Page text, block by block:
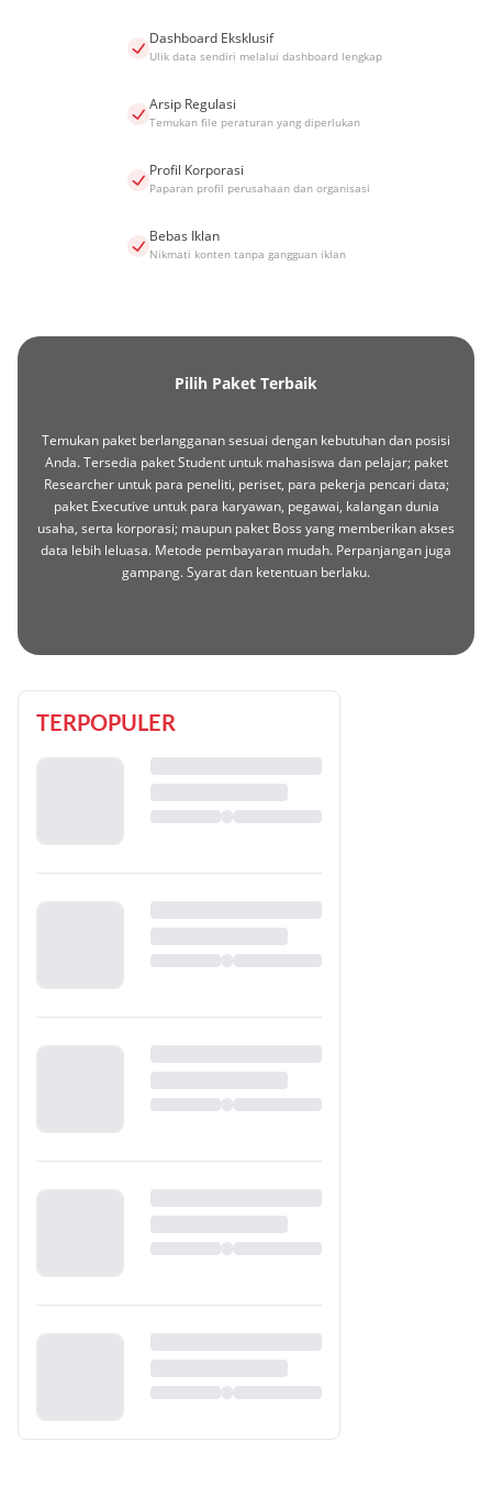
Dashboard Eksklusif
Ulik data sendiri melalui dashboard lengkap
Arsip Regulasi
Temukan file peraturan yang diperlukan
Profil Korporasi
Paparan profil perusahaan dan organisasi
Bebas Iklan
Nikmati konten tanpa gangguan iklan
Pilih Paket Terbaik
Temukan paket berlangganan sesuai dengan kebutuhan dan posisi
Anda. Tersedia paket Student untuk mahasiswa dan pelajar; paket
Researcher untuk para peneliti, periset, para pekerja pencari data;
paket Executive untuk para karyawan, pegawai, kalangan dunia
usaha, serta korporasi; maupun paket Boss yang memberikan akses
data lebih leluasa. Metode pembayaran mudah. Perpanjangan juga
gampang. Syarat dan ketentuan berlaku.
TERPOPULER